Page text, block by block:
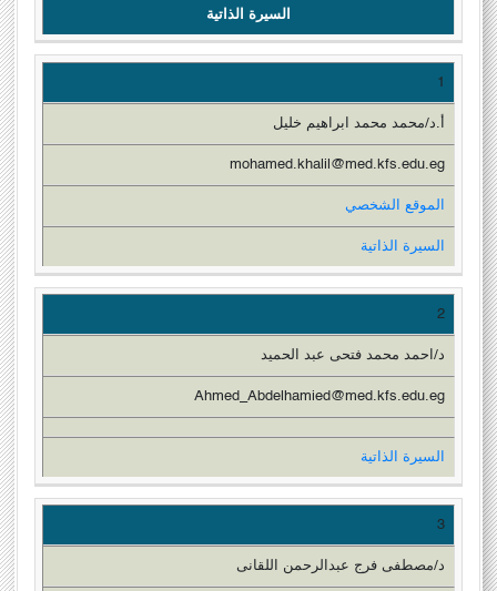
السيرة الذاتية
1
أ.د/محمد محمد ابراهيم خليل
mohamed.khalil@med.kfs.edu.eg
الموقع الشخصي
السيرة الذاتية
2
د/احمد محمد فتحى عبد الحميد
Ahmed_Abdelhamied@med.kfs.edu.eg
السيرة الذاتية
3
د/مصطفى فرج عبدالرحمن اللقانى